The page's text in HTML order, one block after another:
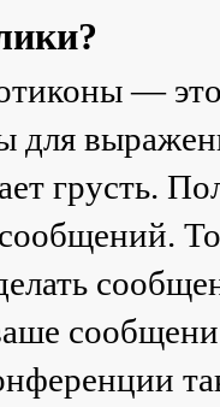
—
для
грусть.